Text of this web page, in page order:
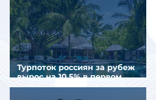
Турпоток россиян за рубеж
вырос на 10,5% в первом
полугодии 2026 года